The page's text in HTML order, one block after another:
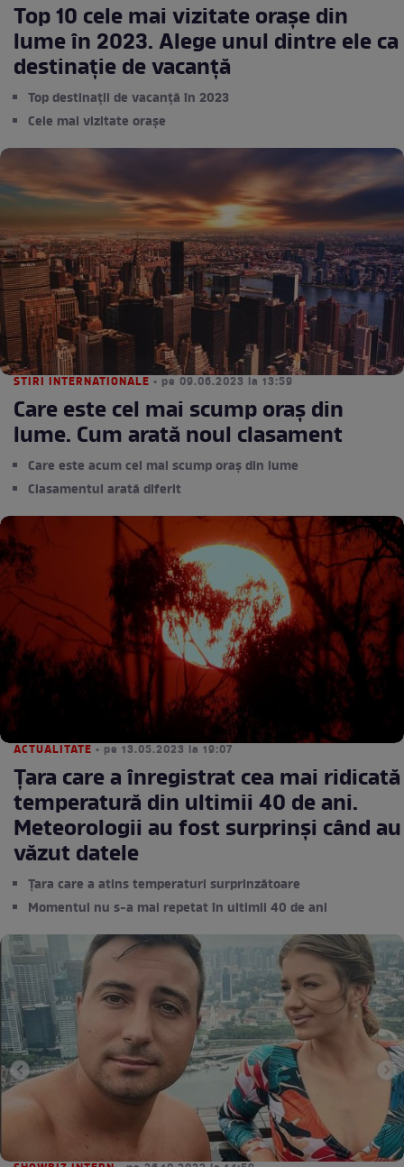
Top 10 cele mai vizitate orașe din
lume în 2023. Alege unul dintre ele ca
destinație de vacanță
Top destinații de vacanță în 2023
Cele mai vizitate orașe
STIRI INTERNATIONALE • pe 09.06.2023 la 13:59
Care este cel mai scump oraș din
lume. Cum arată noul clasament
Care este acum cel mai scump oraș din lume
Clasamentul arată diferit
ACTUALITATE • pe 13.05.2023 la 19:07
Țara care a înregistrat cea mai ridicată
temperatură din ultimii 40 de ani.
Meteorologii au fost surprinși când au
văzut datele
Țara care a atins temperaturi surprinzătoare
Momentul nu s-a mai repetat în ultimii 40 de ani